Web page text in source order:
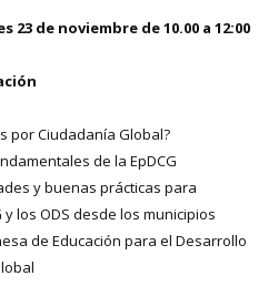
23 de noviembre de 10.00 a 12:00
por Ciudadanía Global?
de la EpDCG
y buenas prácticas para
y los ODS desde los municipios
de Educación para el Desarrollo